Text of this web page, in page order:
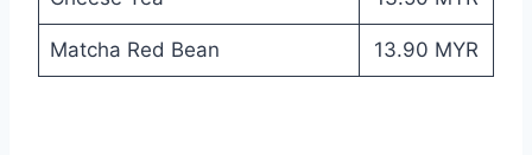
Matcha Red Bean 13.90 MYR